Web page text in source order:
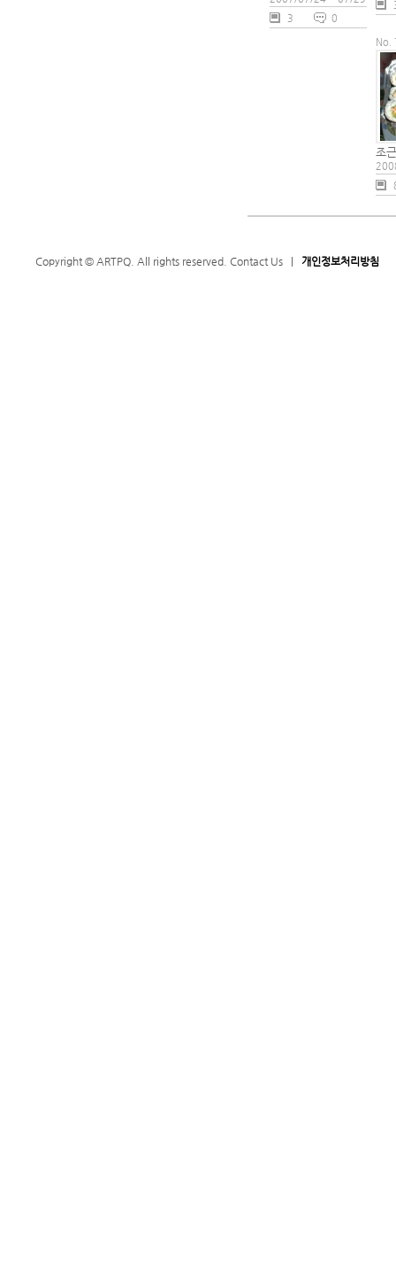
3
0
No.
조
Copyright © ARTPQ. All rights reserved. Contact Us 개인정보처리방침